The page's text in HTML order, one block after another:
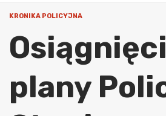
KRONIKA POLICYJNA
plany